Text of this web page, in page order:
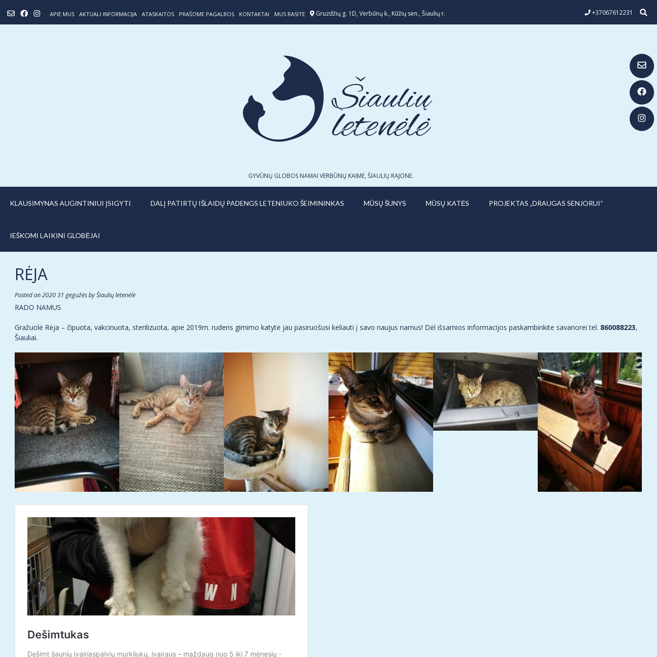
content
APIE MUS AKTUALI INFORMACIJA ATASKAITOS PRAŠOME PAGALBOS KONTAKTAI MUS RASITE Gruzdžių g. 1D, Verbūnų k., Kūžių sen., Šiaulių r. +37067612231
GYVŪNŲ GLOBOS NAMAI VERBŪNŲ KAIME, ŠIAULIŲ RAJONE.
KLAUSIMYNAS AUGINTINIUI ĮSIGYTI DALĮ PATIRTŲ IŠLAIDŲ PADENGS LETENIUKO ŠEIMININKAS MŪSŲ ŠUNYS MŪSŲ KATĖS PROJEKTAS „DRAUGAS SENJORUI“
IEŠKOMI LAIKINI GLOBĖJAI
RĖJA
Posted on2020 31 gegužėsbyŠiaulių letenėlė
RADO NAMUS
Gražuolė Rėja – čipuota, vakcinuota, sterilizuota, apie 2019m. rudens gimimo katytė jau pasiruošusi keliauti į savo naujus namus! Dėl išsamios informacijos paskambinkite savanorei tel. 860088223,
Šiauliai.